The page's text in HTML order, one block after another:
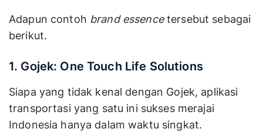
Adapun contoh brand essencetersebut sebagai
berikut.
1. Gojek: One Touch Life Solutions
Siapa yang tidak kenal dengan Gojek, aplikasi
transportasi yang satu ini sukses merajai
Indonesia hanya dalam waktu singkat.